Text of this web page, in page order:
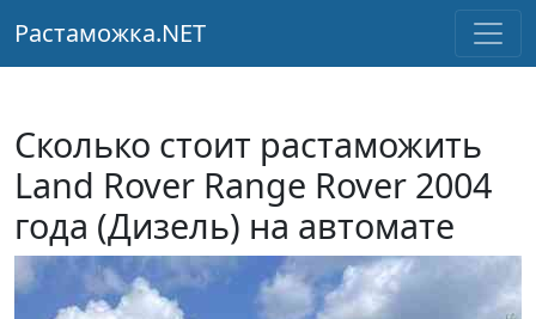
Растаможка.NET
Сколько стоит растаможить
Land Rover Range Rover 2004
года (Дизель) на автомате